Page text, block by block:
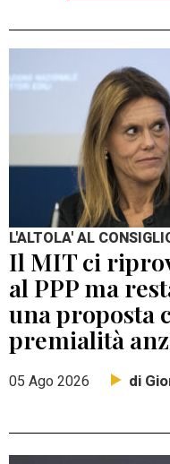
L'ALTOLA' AL
Il MIT ci
al PPP ma
una proposta
premialità
05 Ago 2026 di